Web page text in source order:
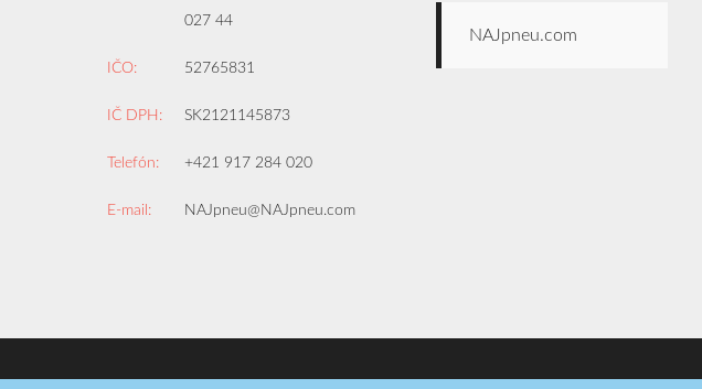
027 44
IČO: 52765831
IČ DPH: SK2121145873
Telefón: +421 917 284 020
E-mail: NAJpneu@NAJpneu.com
NAJpneu.com